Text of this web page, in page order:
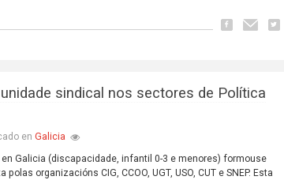
sindical nos sectores de Política
enGalicia
Galicia (discapacidade, infantil 0-3 e menores) formouse
organizacións CIG, CCOO, UGT, USO, CUT e SNEP. Esta